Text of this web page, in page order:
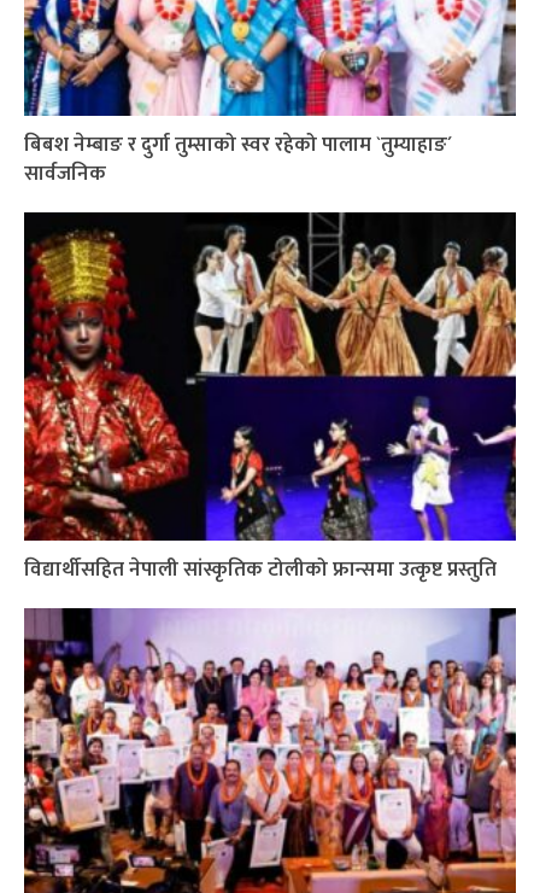
बिबश नेम्बाङ र दुर्गा तुम्साको स्वर रहेको पालाम `तुम्याहाङ´
सार्वजनिक
विद्यार्थीसहित नेपाली सांस्कृतिक टोलीको फ्रान्समा उत्कृष्ट प्रस्तुति